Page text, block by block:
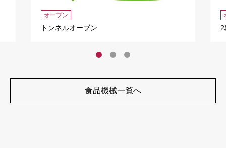
オーブン
トンネルオーブン 2
食品機械一覧へ